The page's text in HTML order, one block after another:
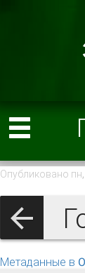
Опубликовано
Метаданные в